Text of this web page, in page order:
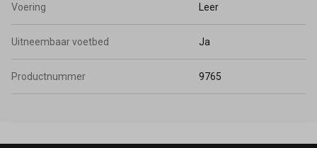
Voering Leer
Uitneembaar voetbed Ja
Productnummer 9765